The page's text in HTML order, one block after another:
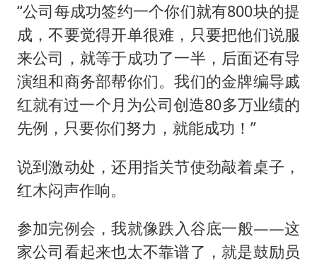
“公司每成功签约一个你们就有800块的提
成，不要觉得开单很难，只要把他们说服
来公司，就等于成功了一半，后面还有导
演组和商务部帮你们。我们的金牌编导戚
红就有过一个月为公司创造80多万业绩的
先例，只要你们努力，就能成功！”
说到激动处，还用指关节使劲敲着桌子，
红木闷声作响。
参加完例会，我就像跌入谷底一般——这
家公司看起来也太不靠谱了，就是鼓励员